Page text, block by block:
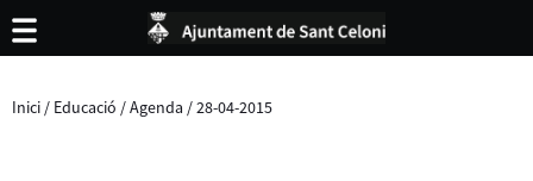
Inici / Educació /Agenda /28-04-2015